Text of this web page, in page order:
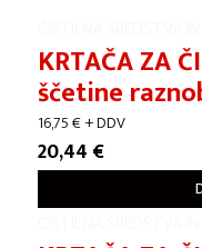
KRTAČA ZA
ščetine
16,75€+ DDV
20,44 €